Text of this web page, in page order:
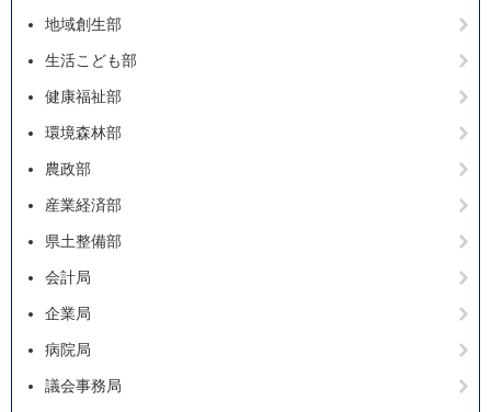
地域創生部
生活こども部
健康福祉部
環境森林部
農政部
産業経済部
県土整備部
会計局
企業局
病院局
議会事務局